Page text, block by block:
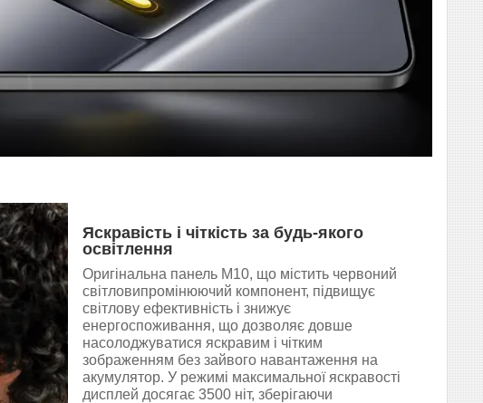
Яскравість і чіткість за будь-якого
освітлення
Оригінальна панель M10, що містить червоний
світловипромінюючий компонент, підвищує
світлову ефективність і знижує
енергоспоживання, що дозволяє довше
насолоджуватися яскравим і чітким
зображенням без зайвого навантаження на
акумулятор. У режимі максимальної яскравості
дисплей досягає 3500 ніт, зберігаючи